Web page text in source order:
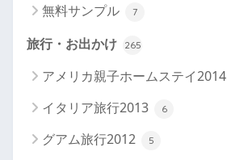
無料サンプル 7
旅行・お出かけ 265
アメリカ親子ホームステイ2014
イタリア旅行2013 6
グアム旅行2012 5